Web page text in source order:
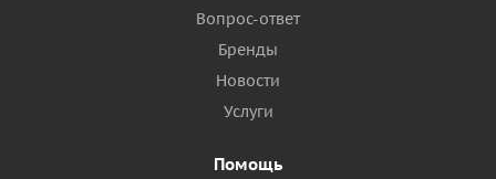
Вопрос-ответ
Бренды
Новости
Услуги
Помощь